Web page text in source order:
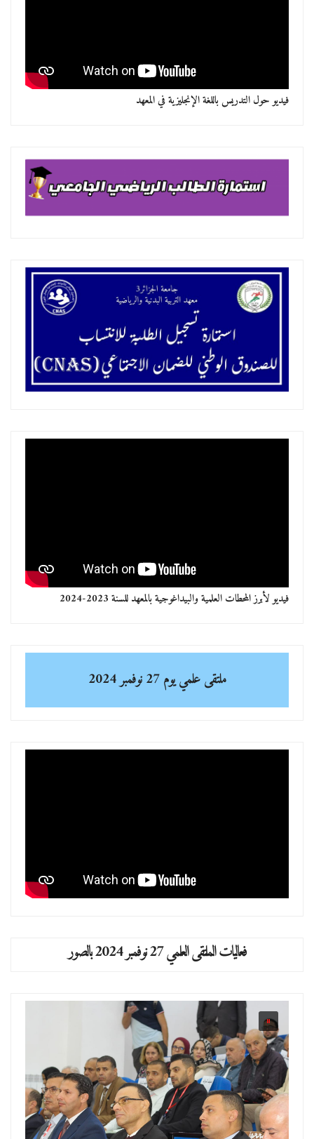
فيديو حول التدريس باللغة الإنجليزية في المعهد
فيديو لأبرز المحطات العلمية والبيداغوجية بالمعهد للسنة 2023-2024
ملتقى علمييوم 27 نوفمبر 2024
فعاليات الملتقى العلمي 27 نوفمبر 2024 بالصور